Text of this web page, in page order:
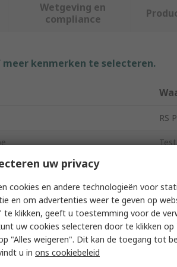
Wetgeving en
compliance
kenmerken te selecteren.
RS
10A
uw privacy
cookies en andere technologieën voor
en om advertenties weer te geven op
te klikken, geeft u toestemming voor de
uw cookies selecteren door te klikken
"Alles weigeren". Dit kan de toegang tot
u in ons cookiebeleid